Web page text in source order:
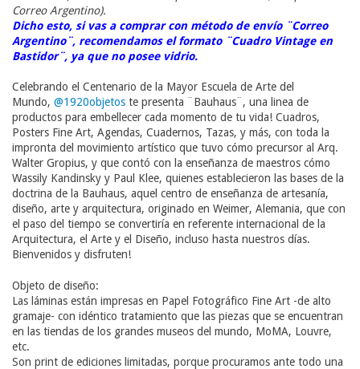
Correo Argentino).
Dicho esto, si vas a comprar con método de envío ¨Correo
Argentino¨, recomendamos el formato ¨Cuadro Vintage en
Bastidor¨, ya que no posee vidrio.
Celebrando el Centenario de la Mayor Escuela de Arte del
Mundo, @1920objetos te presenta ¨Bauhaus¨, una linea de
productos para embellecer cada momento de tu vida! Cuadros,
Posters Fine Art, Agendas, Cuadernos, Tazas, y más, con toda la
impronta del movimiento artístico que tuvo cómo precursor al Arq.
Walter Gropius, y que contó con la enseñanza de maestros cómo
Wassily Kandinsky y Paul Klee, quienes establecieron las bases de la
doctrina de la Bauhaus, aquel centro de enseñanza de artesanía,
diseño, arte y arquitectura, originado en Weimer, Alemania, que con
el paso del tiempo se convertiría en referente internacional de la
Arquitectura, el Arte y el Diseño, incluso hasta nuestros días.
Bienvenidos y disfruten!
Objeto de diseño:
Las láminas están impresas en Papel Fotográfico Fine Art -de alto
gramaje- con idéntico tratamiento que las piezas que se encuentran
en las tiendas de los grandes museos del mundo, MoMA, Louvre,
etc.
Son print de ediciones limitadas, porque procuramos ante todo una